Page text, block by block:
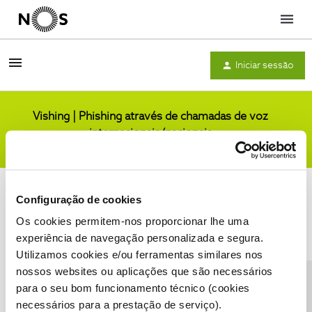
Configuração de cookies
Os cookies permitem-nos proporcionar lhe uma
experiência de navegação personalizada e segura.
Utilizamos cookies e/ou ferramentas similares nos
nossos websites ou aplicações que são necessários
para o seu bom funcionamento técnico (cookies
necessários para a prestação de serviço).
Menu
Iniciar sessão
Vishing | Phishing através de chamadas de voz
internacionais/nacionais
Condições do Fórum NOS Accessibility statement